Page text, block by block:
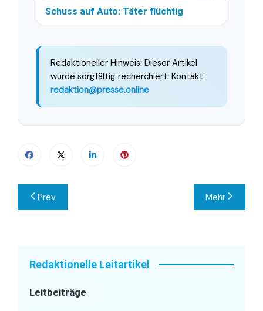
Schuss auf Auto: Täter flüchtig
Redaktioneller Hinweis: Dieser Artikel
wurde sorgfältig recherchiert. Kontakt:
redaktion@presse.online
Beitragsnavigation
Prev Mehr
Redaktionelle Leitartikel
Leitbeiträge